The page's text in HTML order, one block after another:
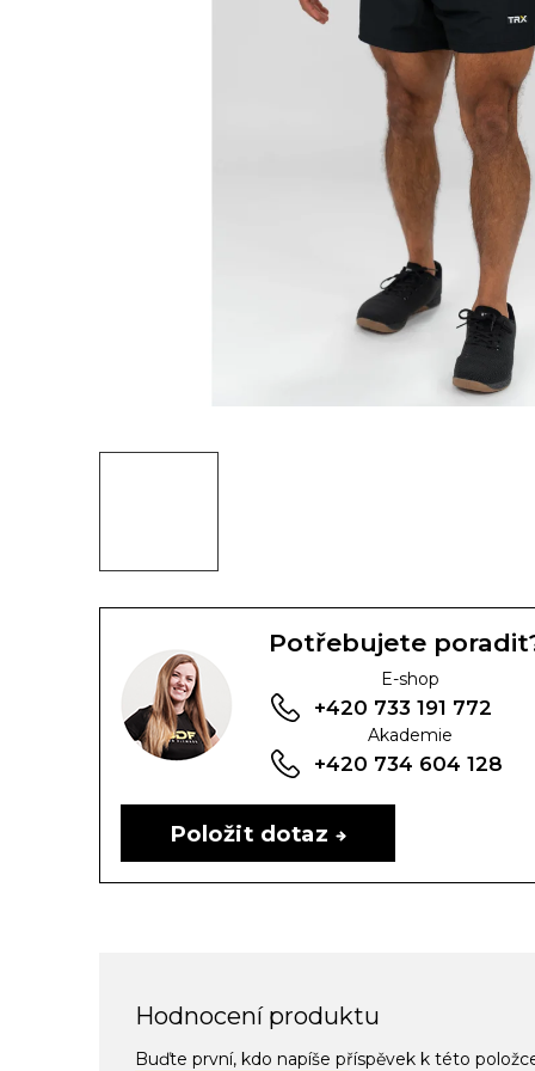
Potřebujete
E-shop
+420 733 191 772
Akademie
+420 734 604 128
Položit dotaz
Hodnocení produktu
Buďte první, kdo napíše příspěvek k této